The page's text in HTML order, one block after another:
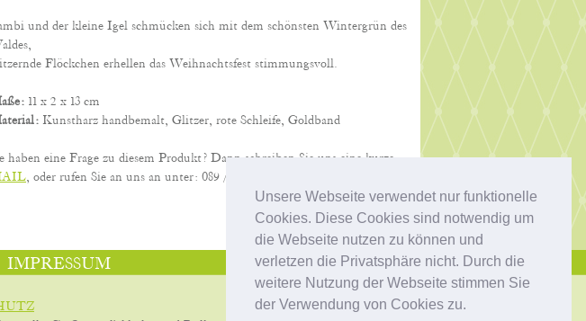
Unsere Webseite verwendet nur funktionelle
Cookies. Diese Cookies sind notwendig um
die Webseite nutzen zu können und
verletzen die Privatsphäre nicht. Durch die
weitere Nutzung der Webseite stimmen Sie
der Verwendung von Cookies zu.
und der kleine Igel schmücken sich mit dem schönsten Wintergrün des
Flöckchen erhellen das Weihnachtsfest stimmungsvoll.
11 x 2 x 13 cm
Kunstharz handbemalt, Glitzer, rote Schleife, Goldband
haben eine Frage zu diesem Produkt? Dann schreiben Sie uns eine kurze
, oder rufen Sie an uns an unter: 089 / 68 72 32. Wir beraten Sie gerne!
IMPRESSUM